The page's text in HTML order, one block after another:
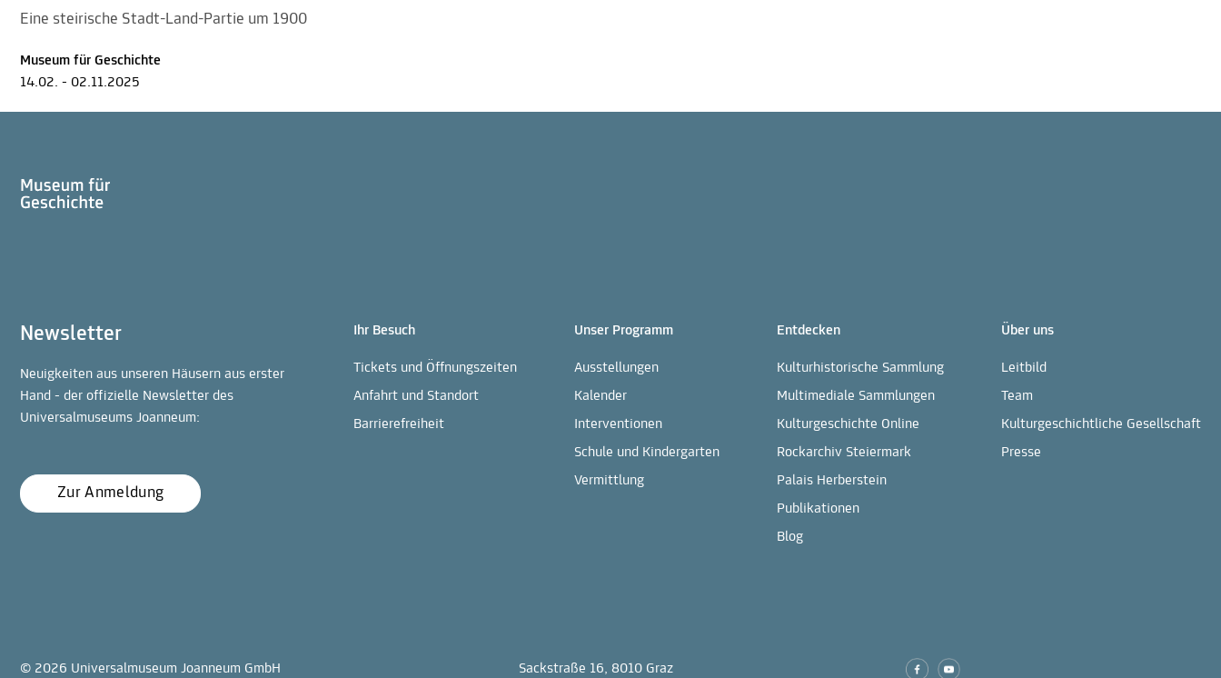
Eine steirische Stadt-Land-Partie um 1900
Museum für Geschichte
14.02. - 02.11.2025
Newsletter
Neuigkeiten aus unseren Häusern aus erster
Hand - der offizielle Newsletter des
Universalmuseums Joanneum:
Zur Anmeldung
Ihr Besuch
Tickets und Öffnungszeiten
Anfahrt und Standort
Barrierefreiheit
Unser Programm
Ausstellungen
Kalender
Interventionen
Schule und Kindergarten
Vermittlung
Entdecken
Kulturhistorische Sammlung
Multimediale Sammlungen
Kulturgeschichte Online
Rockarchiv Steiermark
Palais Herberstein
Publikationen
Blog
Über uns
Leitbild
Team
Kulturgeschichtliche Gesellschaft
Presse
© 2026 Universalmuseum Joanneum GmbH Sackstraße 16, 8010 Graz